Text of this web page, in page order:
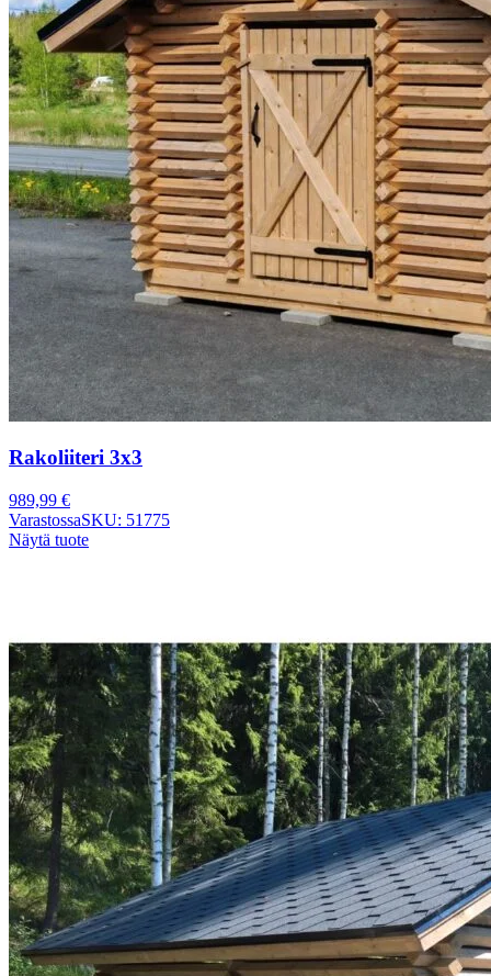
Rakoliiteri 3x3
989,99 €
VarastossaSKU: 51775
Näytä tuote